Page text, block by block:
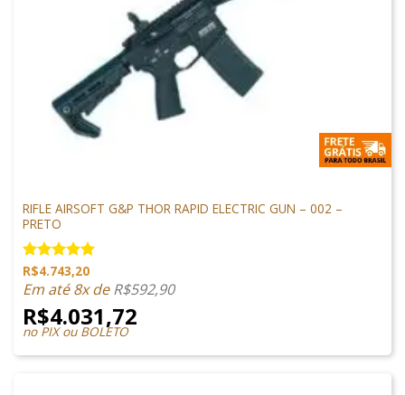
RIFLE AIRSOFT G&P THOR RAPID ELECTRIC GUN – 002 –
PRETO
Avaliação
5.00 de 5
R$4.743,20
Em até 8x deR$592,90
R$4.031,72
no PIX ou BOLETO